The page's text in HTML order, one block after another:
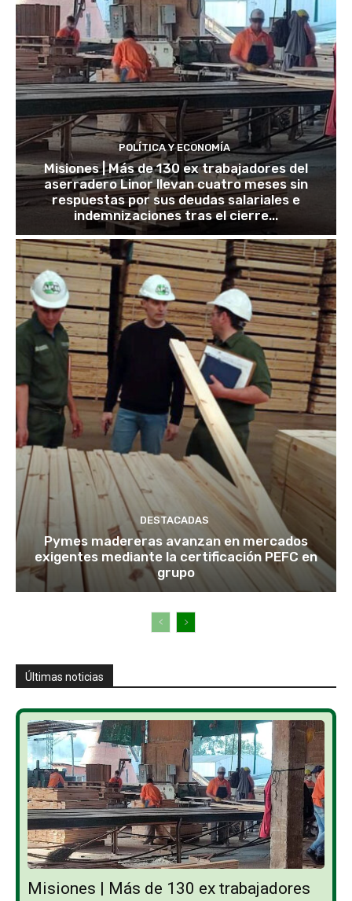
POLÍTICA Y ECONOMÍA
Misiones | Más de 130 ex trabajadores del
aserradero Linor llevan cuatro meses sin
respuestas por sus deudas salariales e
indemnizaciones tras el cierre...
DESTACADAS
Pymes madereras avanzan en mercados
exigentes mediante la certificación PEFC en
grupo
Últimas noticias
Misiones | Más de 130 ex trabajadores